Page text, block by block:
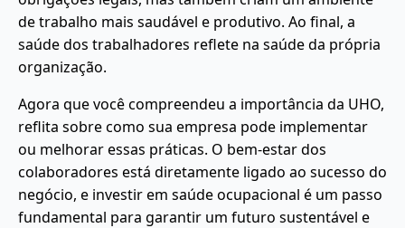
de trabalho mais saudável e produtivo. Ao final, a
saúde dos trabalhadores reflete na saúde da própria
organização.
Agora que você compreendeu a importância da UHO,
reflita sobre como sua empresa pode implementar
ou melhorar essas práticas. O bem-estar dos
colaboradores está diretamente ligado ao sucesso do
negócio, e investir em saúde ocupacional é um passo
fundamental para garantir um futuro sustentável e